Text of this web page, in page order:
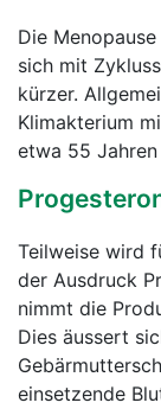
Die
sich mit
kürzer.
Klimakterium
etwa 55
Teilweise wird
der Ausdruck
nimmt die
Dies äussert
einsetzende